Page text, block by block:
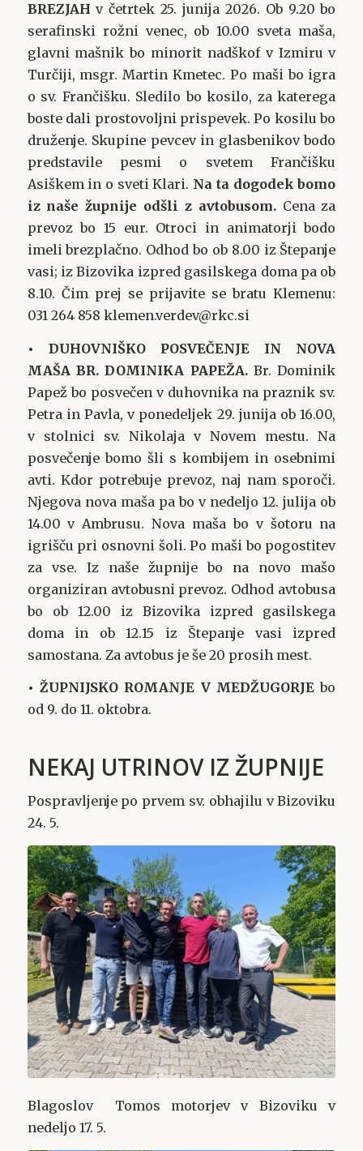
BREZJAH v četrtek 25. junija 2026. Ob 9.20 bo
serafinski rožni venec, ob 10.00 sveta maša,
glavni mašnik bo minorit nadškof v Izmiru v
Turčiji, msgr. Martin Kmetec. Po maši bo igra
o sv. Frančišku. Sledilo bo kosilo, za katerega
boste dali prostovoljni prispevek. Po kosilu bo
druženje. Skupine pevcev in glasbenikov bodo
predstavile pesmi o svetem Frančišku
Asiškem in o sveti Klari. Na ta dogodek bomo
iz naše župnije odšli z avtobusom.Cena za
prevoz bo 15 eur. Otroci in animatorji bodo
imeli brezplačno. Odhod bo ob 8.00 iz Štepanje
vasi; iz Bizovika izpred gasilskega doma pa ob
8.10. Čim prej se prijavite se bratu Klemenu:
031 264 858 klemen.verdev@rkc.si
• DUHOVNIŠKO POSVEČENJE IN NOVA
MAŠA BR. DOMINIKA PAPEŽA.Br. Dominik
Papež bo posvečen v duhovnika na praznik sv.
Petra in Pavla, v ponedeljek 29. junija ob 16.00,
v stolnici sv. Nikolaja v Novem mestu. Na
posvečenje bomo šli s kombijem in osebnimi
avti. Kdor potrebuje prevoz, naj nam sporoči.
Njegova nova maša pa bo v nedeljo 12. julija ob
14.00 v Ambrusu. Nova maša bo v šotoru na
igrišču pri osnovni šoli. Po maši bo pogostitev
za vse. Iz naše župnije bo na novo mašo
organiziran avtobusni prevoz. Odhod avtobusa
bo ob 12.00 iz Bizovika izpred gasilskega
doma in ob 12.15 iz Štepanje vasi izpred
samostana. Za avtobus je še 20 prosih mest.
• ŽUPNIJSKO ROMANJE V MEDŽUGORJE bo
od 9. do 11. oktobra.
NEKAJ UTRINOV IZ ŽUPNIJE
Pospravljenje po prvem sv. obhajilu v Bizoviku
24. 5.
Blagoslov Tomos motorjev v Bizoviku v
nedeljo 17. 5.